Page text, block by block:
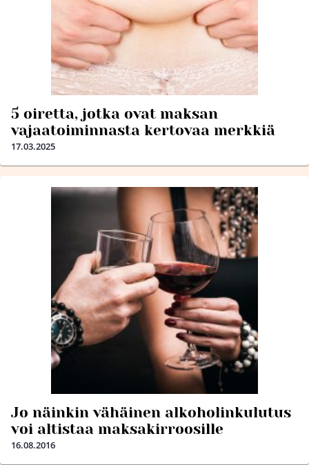
5 oiretta, jotka ovat maksan
vajaatoiminnasta kertovaa merkkiä
17.03.2025
Jo näinkin vähäinen alkoholinkulutus
voi altistaa maksakirroosille
16.08.2016